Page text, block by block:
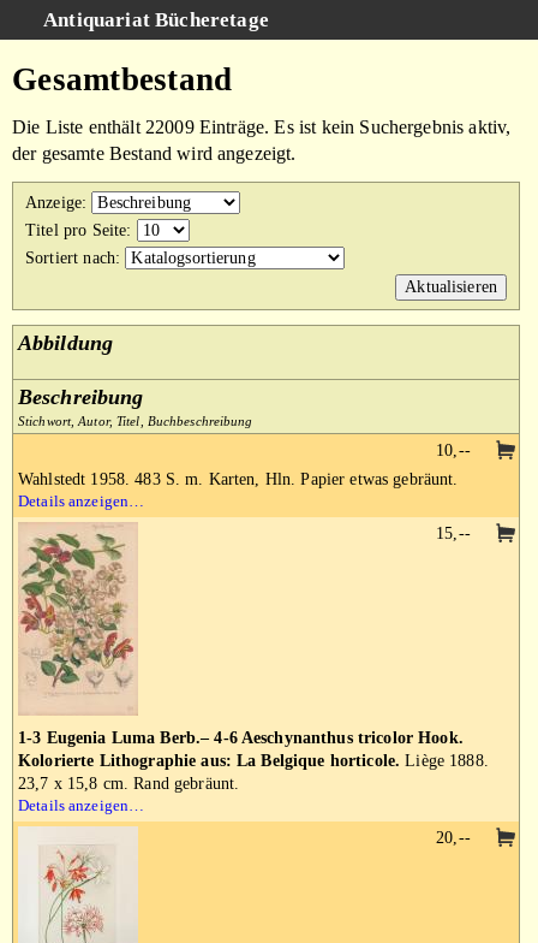
Antiquariat Bücheretage
Gesamtbestand
Warenkorb
AGB
Gesamtbestand
Die Liste enthält 22009 Einträge. Es ist kein Suchergebnis aktiv,
der gesamte Bestand wird angezeigt.
Anzeige:
Titel pro Seite:
Sortiert nach:
Abbildung
Beschreibung
Stichwort, Autor, Titel, Buchbeschreibung
Wahlstedt 1958. 483 S. m. Karten, Hln. Papier etwas gebräunt.
Details anzeigen…
10,--
1-3 Eugenia Luma Berb.– 4-6 Aeschynanthus tricolor Hook.
Kolorierte Lithographie aus: La Belgique horticole. Liège 1888.
23,7 x 15,8 cm. Rand gebräunt.
Details anzeigen…
15,--
20,--